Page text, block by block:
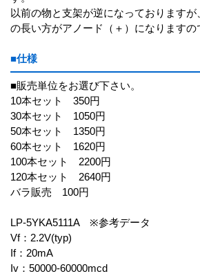
以前の物と支架が逆になっております
の長い方がアノード（＋）になりますの
■仕様
■販売単位をお選び下さい。
10本セット 350円
30本セット 1050円
50本セット 1350円
60本セット 1620円
100本セット 2200円
120本セット 2640円
バラ販売 100円
LP-5YKA5111A ※参考データ
Vf：2.2V(typ)
If：20mA
Iv：50000-60000mcd